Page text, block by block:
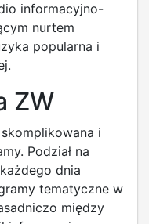
informacyjno-
nurtem
popularna i
ZW
i
Podział na
dnia
tematyczne w
między